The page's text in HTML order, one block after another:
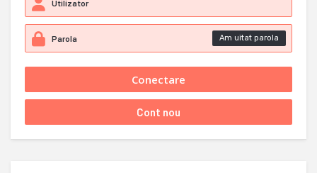
Am uitat parola